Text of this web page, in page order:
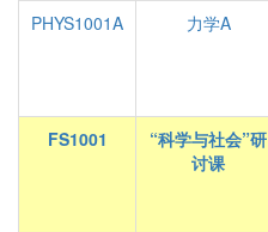
PHYS1001A
力学A
FS1001
“科学与社会”研
讨课